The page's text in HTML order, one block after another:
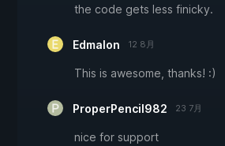
the code gets less finicky.
Edmalon 12 8月
This is awesome, thanks! :)
ProperPencil982 23 7月
nice for support